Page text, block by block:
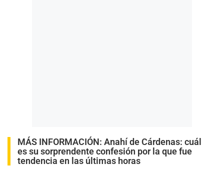
MÁS INFORMACIÓN: Anahí de Cárdenas: cuál
es su sorprendente confesión por la que fue
tendencia en las últimas horas